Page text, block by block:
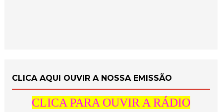
CLICA AQUI OUVIR A NOSSA EMISSÃO
CLICA PARA OUVIR A RÁDIO